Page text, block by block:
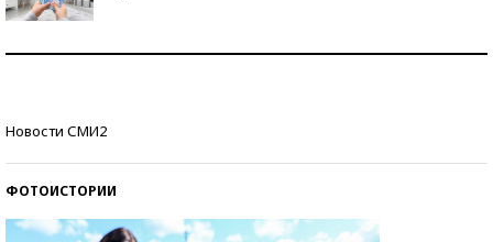
Новости СМИ2
ФОТОИСТОРИИ